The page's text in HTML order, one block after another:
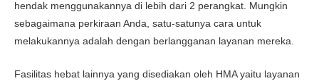
hendak menggunakannya di lebih dari 2 perangkat. Mungkin
sebagaimana perkiraan Anda, satu-satunya cara untuk
melakukannya adalah dengan berlangganan layanan mereka.
Fasilitas hebat lainnya yang disediakan oleh HMA yaitu layanan